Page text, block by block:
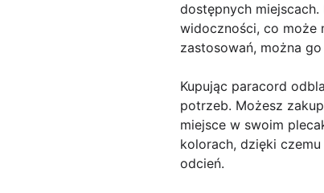
dostępnych
widoczności, co może
zastosowań, można
Kupując paracord
potrzeb. Możesz
miejsce w swoim
kolorach, dzięki
odcień.